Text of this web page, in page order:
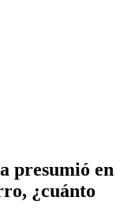
presumió en
¿cuánto